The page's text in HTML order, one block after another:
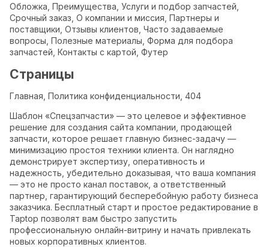
Обложка, Преимущества, Услуги и подбор запчастей,
Срочный заказ, О компании и миссия, Партнеры и
поставщики, Отзывы клиентов, Часто задаваемые
вопросы, Полезные материалы, Форма для подбора
запчастей, Контакты с картой, Футер
Страницы
Главная, Политика конфиденциальности, 404
Шаблон «Спецзапчасти» — это целевое и эффективное
решение для создания сайта компании, продающей
запчасти, которое решает главную бизнес-задачу —
минимизацию простоя техники клиента. Он наглядно
демонстрирует экспертизу, оперативность и
надежность, убедительно доказывая, что ваша компания
— это не просто канал поставок, а ответственный
партнер, гарантирующий бесперебойную работу бизнеса
заказчика. Бесплатный старт и простое редактирование в
Taptop позволят вам быстро запустить
профессиональную онлайн-витрину и начать привлекать
новых корпоративных клиентов.